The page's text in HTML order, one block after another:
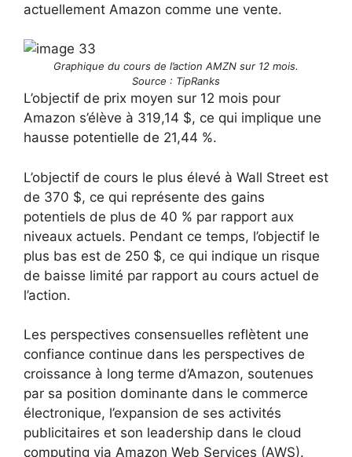
actuellement Amazon comme une vente.
Graphique du cours de l’action AMZN sur 12 mois.
Source : TipRanks
L’objectif de prix moyen sur 12 mois pour
Amazon s’élève à 319,14 $, ce qui implique une
hausse potentielle de 21,44 %.
L’objectif de cours le plus élevé à Wall Street est
de 370 $, ce qui représente des gains
potentiels de plus de 40 % par rapport aux
niveaux actuels. Pendant ce temps, l’objectif le
plus bas est de 250 $, ce qui indique un risque
de baisse limité par rapport au cours actuel de
l’action.
Les perspectives consensuelles reflètent une
confiance continue dans les perspectives de
croissance à long terme d’Amazon, soutenues
par sa position dominante dans le commerce
électronique, l’expansion de ses activités
publicitaires et son leadership dans le cloud
computing via Amazon Web Services (AWS).